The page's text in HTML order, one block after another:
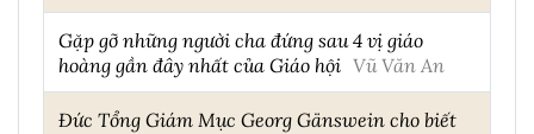
Gặp gỡ những người cha đứng sau 4 vị giáo
hoàng gần đây nhất của Giáo hội Vũ Văn An
Đức Tổng Giám Mục Georg Gänswein cho biết